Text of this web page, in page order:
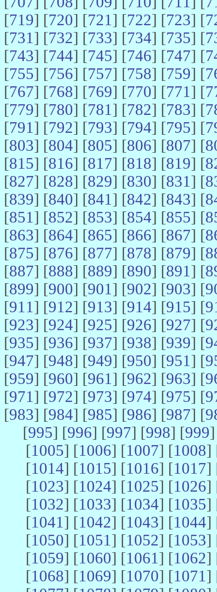
[719] [720] [721] [722] [723] [
[731] [732] [733] [734] [735] [
[743] [744] [745] [746] [747] [
[755] [756] [757] [758] [759] [
[767] [768] [769] [770] [771] [
[779] [780] [781] [782] [783] [
[791] [792] [793] [794] [795] [
[803] [804] [805] [806] [807] [
[815] [816] [817] [818] [819] [
[827] [828] [829] [830] [831] [
[839] [840] [841] [842] [843] [
[851] [852] [853] [854] [855] [
[863] [864] [865] [866] [867] [
[875] [876] [877] [878] [879] [
[887] [888] [889] [890] [891] [
[899] [900] [901] [902] [903] [
[911] [912] [913] [914] [915] [
[923] [924] [925] [926] [927] [
[935] [936] [937] [938] [939] [
[947] [948] [949] [950] [951] [
[959] [960] [961] [962] [963] [
[971] [972] [973] [974] [975] [
[983] [984] [985] [986] [987] [
[995] [996] [997] [998] [999
[1005] [1006] [1007] [1008]
[1014] [1015] [1016] [1017]
[1023] [1024] [1025] [1026]
[1032] [1033] [1034] [1035]
[1041] [1042] [1043] [1044]
[1050] [1051] [1052] [1053]
[1059] [1060] [1061] [1062]
[1068] [1069] [1070] [1071]